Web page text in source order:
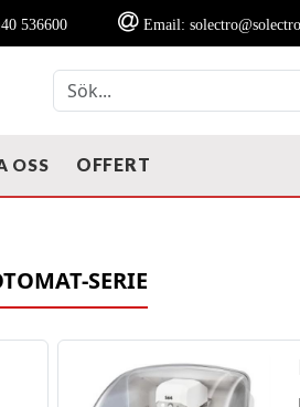
536600 Email:
OSS OFFERT
SERIE